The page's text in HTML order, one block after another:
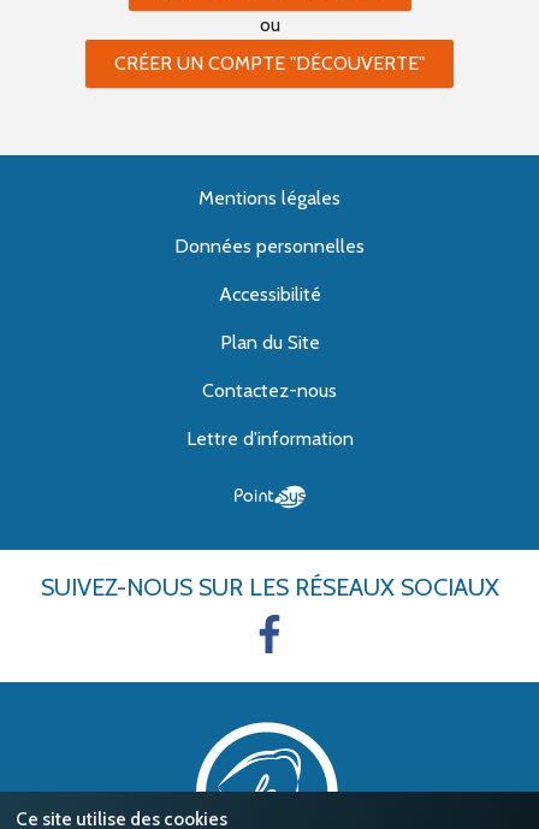
Ce site utilise des cookies
ou
CRÉER UN COMPTE "DÉCOUVERTE"
Mentions légales
Données personnelles
Accessibilité
Plan du Site
Contactez-nous
Lettre d'information
SUIVEZ-NOUS SUR LES RÉSEAUX SOCIAUX